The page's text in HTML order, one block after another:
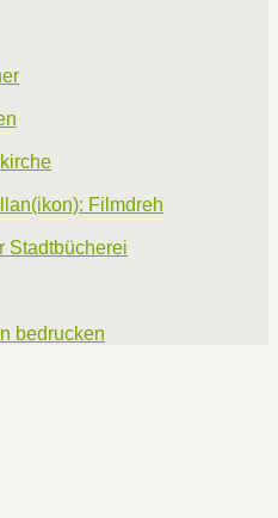
Filmdreh
Stadtbücherei
bedrucken